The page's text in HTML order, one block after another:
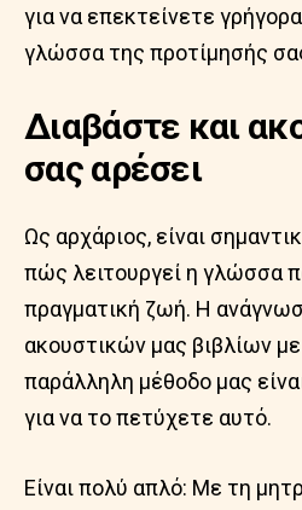
για να επεκτείνετε
γλώσσα της προτίμησής
Διαβάστε και
σας αρέσει
Ως αρχάριος, είναι
πώς λειτουργεί η γλώσσα
πραγματική ζωή. Η
ακουστικών μας βιβλίων
παράλληλη μέθοδο μας
για να το πετύχετε αυτό.
Είναι πολύ απλό: Με τη